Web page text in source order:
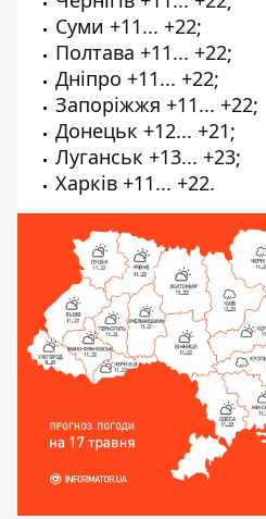
Суми +11... +22;
Полтава +11... +22;
Дніпро +11... +22;
Запоріжжя +11... +22;
Донецьк +12... +21;
Луганськ +13... +23;
Харків +11... +22.